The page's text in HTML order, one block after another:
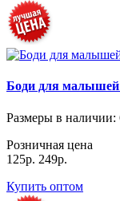
Боди для малышей
Размеры в наличии:
Розничная цена
125р. 249р.
Купить оптом